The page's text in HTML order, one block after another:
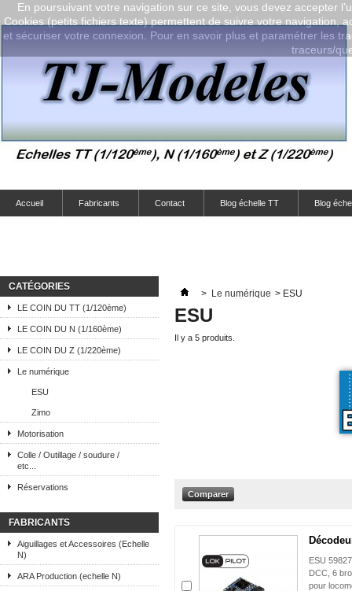
Accueil Fabricants Contact Blog échelle TT Blog
CATÉGORIES
LE COIN DU TT (1/120ème)
LE COIN DU N (1/160ème)
LE COIN DU Z (1/220ème)
Le numérique
ESU
Zimo
Motorisation
Colle / Outillage / soudure /
etc...
Réservations
FABRICANTS
Aiguillages et Accessoires (Echelle
N)
ARA Production (echelle N)
> Le numérique > ESU
ESU
Il y a 5 produits.
ESU
DCC, 6
pour
En poursuivant votre navigation sur ce site, vous devez accepter
Cookies (petits fichiers texte) permettent de suivre votre navigation,
et sécuriser votre connexion. Pour en savoir plus et paramétrer les
traceurs/